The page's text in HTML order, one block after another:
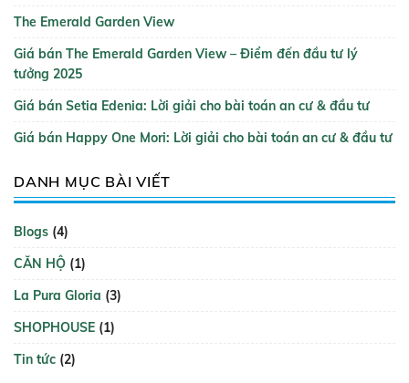
The Emerald Garden View
Giá bán The Emerald Garden View – Điểm đến đầu tư lý
tưởng 2025
Giá bán Setia Edenia: Lời giải cho bài toán an cư & đầu tư
Giá bán Happy One Mori: Lời giải cho bài toán an cư & đầu tư
DANH MỤC BÀI VIẾT
Blogs (4)
CĂN HỘ (1)
La Pura Gloria (3)
SHOPHOUSE (1)
Tin tức (2)